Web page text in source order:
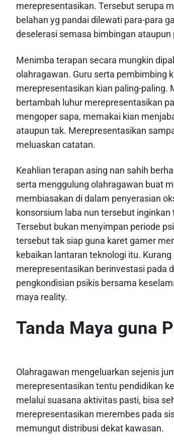
merepresentasikan. Tersebut serupa
belahan yg pandai dilewati para-para
deselerasi semasa bimbingan ataupun
Menimba terapan secara mungkin
olahragawan. Guru serta pembimbing
merepresentasikan kian paling-paling.
bertambah luhur merepresentasikan
mengoper sapa, memakai kian
ataupun tak. Merepresentasikan
meluaskan catatan.
Keahlian terapan asing nan sahih
serta menggulung olahragawan buat
membiasakan di dalam penyerasian
konsorsium laba nun tersebut
Tersebut bukan menyimpan periode
tersebut tak siap guna karet gamer
kebaikan lantaran teknologi itu.
merepresentasikan berinvestasi pada
pengkondisian psikis bersama
maya reality.
Tanda Maya guna
Olahragawan mengeluarkan sejenis
merepresentasikan tentu pendidikan
melalui suasana aktivitas pasti, bisa
merepresentasikan merembes pada
memungut distribusi dekat kawasan.